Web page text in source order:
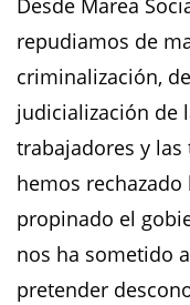
Desde Marea
repudiamos de
criminalización,
judicialización de
trabajadores y
hemos
propinado el
nos ha sometido
pretender